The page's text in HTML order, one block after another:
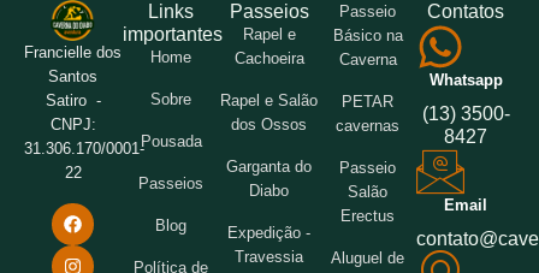
Francielle dos
Santos
Satiro -
CNPJ:
31.306.170/0001-
22
Links
importantes
Home
Sobre
Pousada
Passeios
Blog
Política de
Passeios
Rapel e
Cachoeira
Rapel e Salão
dos Ossos
Garganta do
Diabo
Expedição -
Travessia
Passeio
Básico na
Caverna
PETAR
cavernas
Passeio
Salão
Erectus
Aluguel de
Contatos
Whatsapp
(13) 3500-
8427
Email